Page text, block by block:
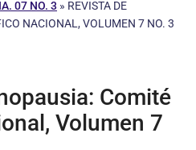
07 NO. 3 » REVISTA DE
NACIONAL, VOLUMEN 7 NO. 3
Comité
Volumen 7